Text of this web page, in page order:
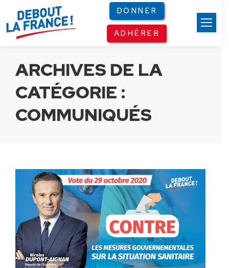
DONNER
ADHÉRER
ARCHIVES DE LA
CATÉGORIE :
COMMUNIQUÉS
Panneau de gestion des cookies